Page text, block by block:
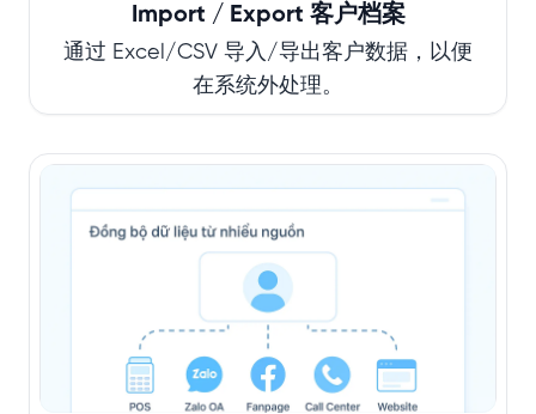
Import / Export 客户档案
通过 Excel/CSV 导入/导出客户数据，以便
在系统外处理。